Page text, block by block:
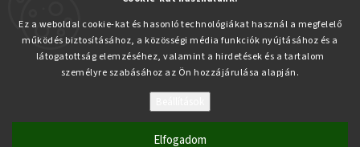
Ez a weboldal cookie-kat és hasonló technológiákat használ a megfelelő
működés biztosításához, a közösségi média funkciók nyújtásához és a
látogatottság elemzéséhez, valamint a hirdetések és a tartalom
személyre szabásához az Ön hozzájárulása alapján.
Elfogadom
Copyright 2026Pabex.hu. Minden jog fenntartva.
Süti beállítások szerkesztése